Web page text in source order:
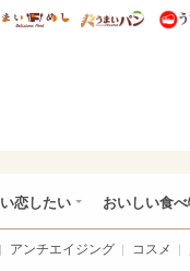
ディズニー特集
うまいめし う
恋したい おいしい食
アンチエイジング コスメ